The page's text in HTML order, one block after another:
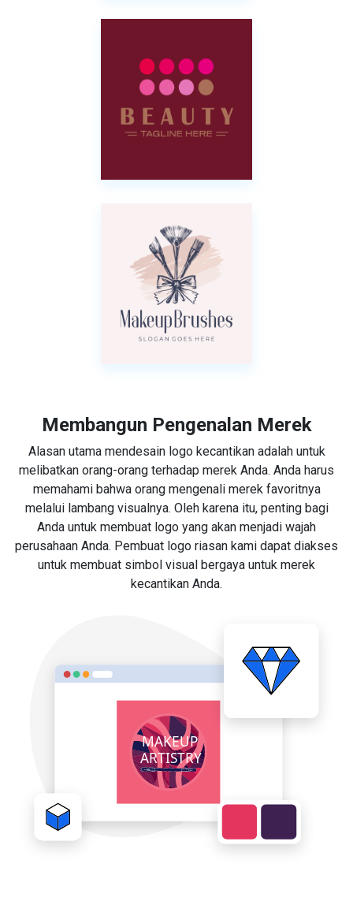
Membangun Pengenalan Merek
Alasan utama mendesain logo kecantikan adalah untuk
melibatkan orang-orang terhadap merek Anda. Anda harus
memahami bahwa orang mengenali merek favoritnya
melalui lambang visualnya. Oleh karena itu, penting bagi
Anda untuk membuat logo yang akan menjadi wajah
perusahaan Anda. Pembuat logo riasan kami dapat diakses
untuk membuat simbol visual bergaya untuk merek
kecantikan Anda.